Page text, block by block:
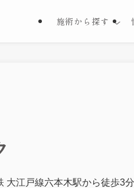
施術から探す
大江戸線六本木駅から徒歩3分